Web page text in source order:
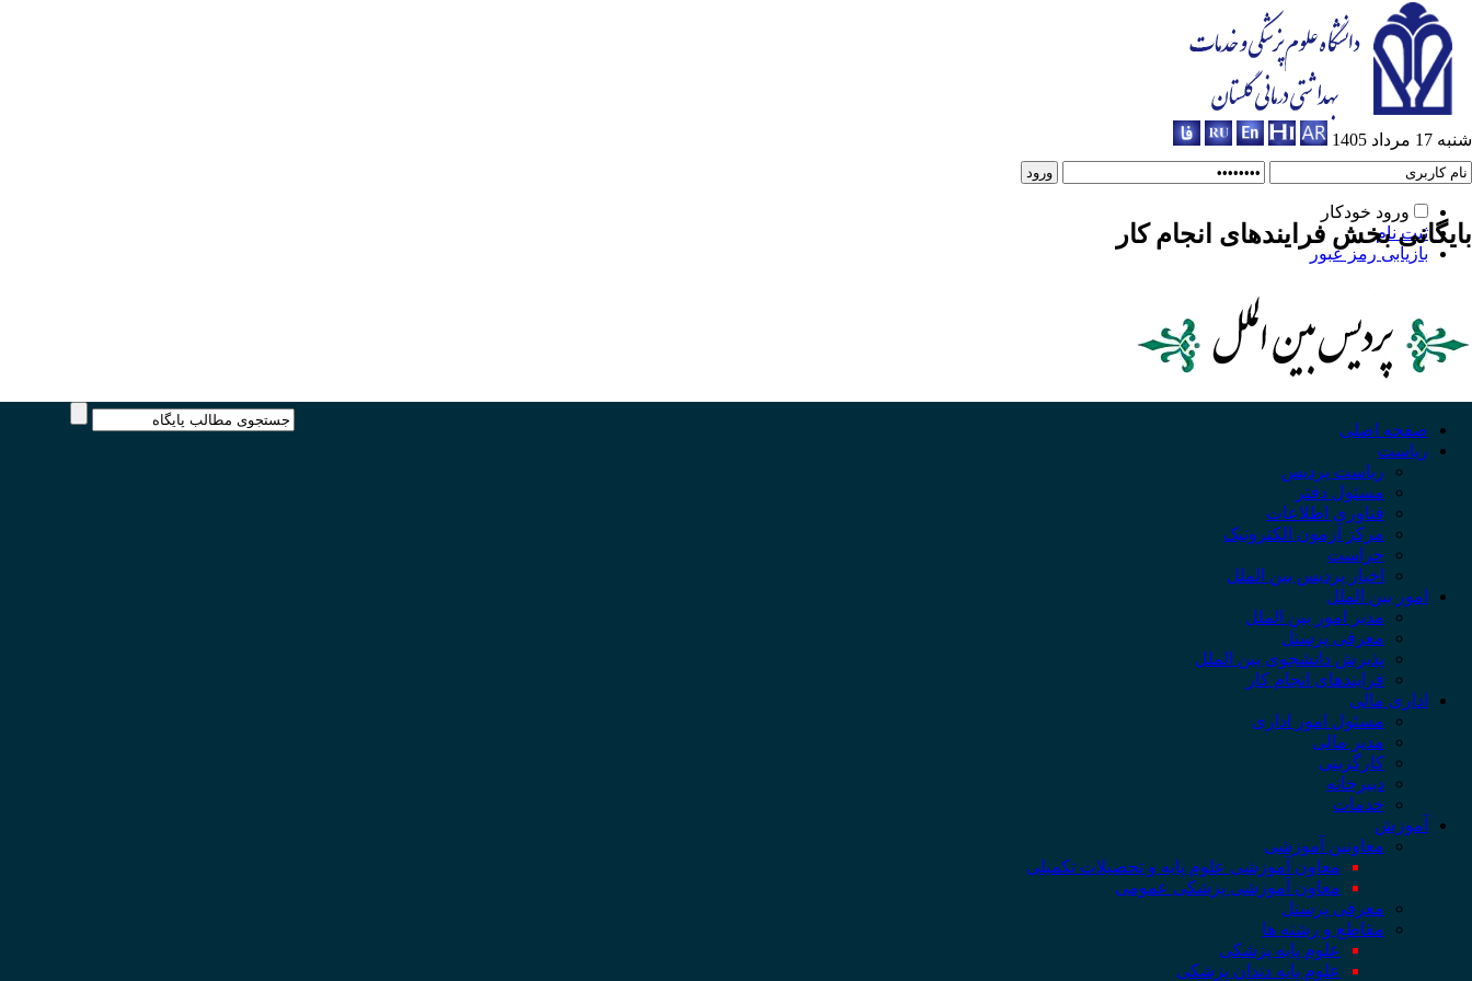
شنبه 17 مرداد 1405
ورود خودکار
ثبت نام
بازیابی رمز عبور
صفحه اصلی
ریاست
ریاست پردیس
مسئول دفتر
فناوری اطلاعات
مرکز آزمون الکترونیک
حراست
اخبار پردیس بین الملل
امور بین الملل
مدیر امور بین الملل
معرفی پرسنل
پذیرش دانشجوی بین الملل
فرایندهای انجام کار
اداری مالی
مسئول امور اداری
مدیر مالی
کارگزینی
دبیرخانه
خدمات
آموزش
معاونین آموزشی
معاون آموزشی علوم پایه و تحصیلات تکمیلی
معاون آموزشی پزشکی عمومی
معرفی پرسنل
مقاطع و رشته ها
علوم پایه پزشکی
علوم پایه دندان پزشکی
بایگانی بخش فرایندهای انجام کار